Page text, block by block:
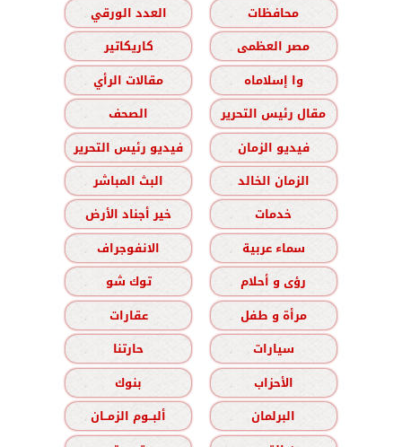
محافظات
العدد الورقي
مصر العظمى
كاريكاتير
وا إسلاماه
مقالات الرأي
مقال رئيس التحرير
الصحف
فيديو الزمان
فيديو رئيس التحرير
الزمان الخالد
البث المباشر
خدمات
خير أجناد الأرض
سماء عربية
الانفوجراف
رؤى و أحلام
توك شو
مرأة و طفل
عقارات
سيارات
حارتنا
الأحزاب
بنوك
البرلمان
ألبــوم الزمــان